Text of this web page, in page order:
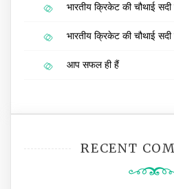
भारतीय क्रिकेट की चौथाई
भारतीय क्रिकेट की चौथाई
आप सफल ही हैं
RECENT